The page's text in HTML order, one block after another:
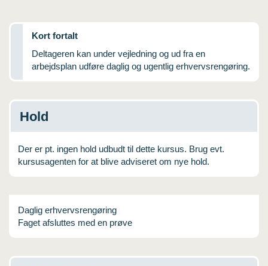
USMA
Videoguides
Kort fortalt
Deltageren kan under vejledning og ud fra en
arbejdsplan udføre daglig og ugentlig erhvervsrengøring.
Hold
Der er pt. ingen hold udbudt til dette kursus. Brug evt.
kursusagenten for at blive adviseret om nye hold.
Daglig erhvervsrengøring
Faget afsluttes med en prøve